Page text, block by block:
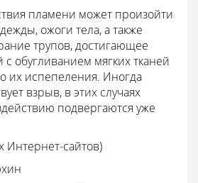
пламени может произойти
ожоги тела, а также
трупов, достигающее
обугливанием мягких тканей
их испепеления. Иногда
взрыв, в этих случаях
подвергаются уже
Интернет-сайтов)